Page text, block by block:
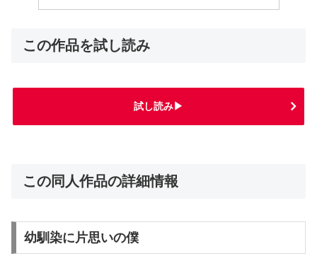
この作品を試し読み
試し読み▶
この同人作品の詳細情報
幼馴染に片思いの僕